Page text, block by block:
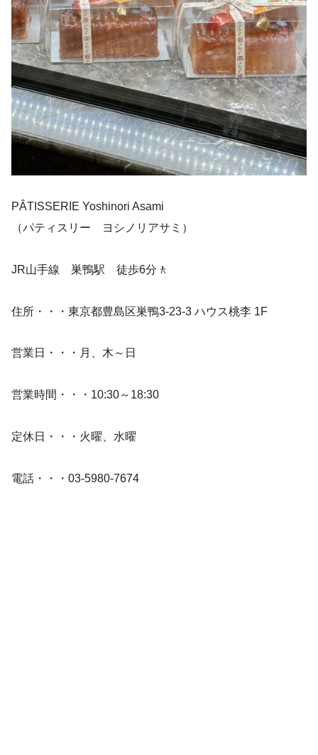
PÂTISSERIE Yoshinori Asami
（パティスリー ヨシノリアサミ）
JR山手線 巣鴨駅 徒歩6分🚶
住所・・・東京都豊島区巣鴨3-23-3 ハウス桃李 1F
営業日・・・月、木～日
営業時間・・・10:30～18:30
定休日・・・火曜、水曜
電話・・・03-5980-7674